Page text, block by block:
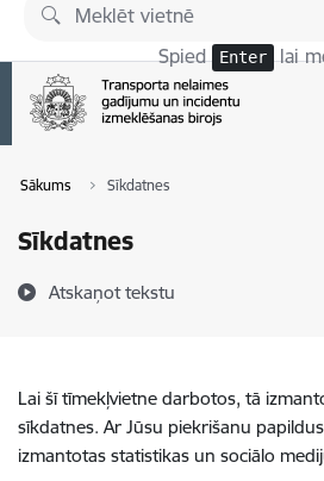
Pāriet uz lapas saturu
Spied Enter lai
Sākums Sīkdatnes
Sīkdatnes
Atskaņot tekstu
Lai šī tīmekļvietne darbotos, tā
sīkdatnes. Ar Jūsu piekrišanu
izmantotas statistikas un sociālo